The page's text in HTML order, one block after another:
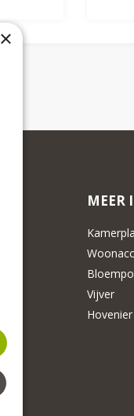
MEER
Vijver
Hovenier
×